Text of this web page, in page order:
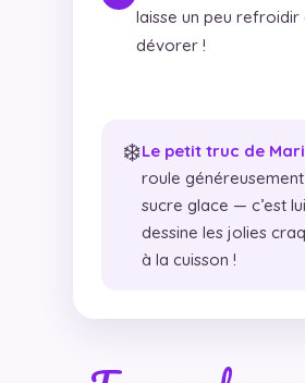
laisse un peu refroidir
dévorer !
❄️Le petit truc de
roule
sucre glace — c’est
dessine les jolies
à la cuisson !